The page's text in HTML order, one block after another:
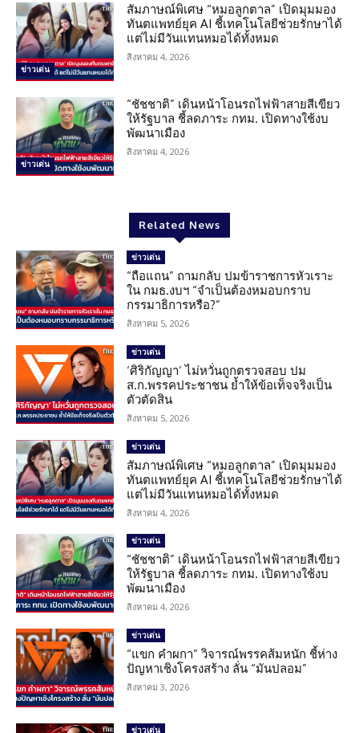
ข่าวเด่น
สัมภาษณ์พิเศษ “หมอลูกตาล” เปิดมุมมอง
ทันตแพทย์ยุค AI ชี้เทคโนโลยีช่วยรักษาได้
แต่ไม่มีวันแทนหมอได้ทั้งหมด
สิงหาคม 4, 2026
ข่าวเด่น
“ชัชชาติ” เดินหน้าโอนรถไฟฟ้าสายสีเขียว
ให้รัฐบาล ชี้ลดภาระ กทม. เปิดทางใช้งบ
พัฒนาเมือง
สิงหาคม 4, 2026
Related News
ข่าวเด่น
“ถือแถน” ถามกลับ ปมข้าราชการหัวเราะ
ใน กมธ.งบฯ “จำเป็นต้องหมอบกราบ
กรรมาธิการหรือ?”
สิงหาคม 5, 2026
ข่าวเด่น
‘ศิริกัญญา’ ไม่หวั่นถูกตรวจสอบ ปม
ส.ก.พรรคประชาชน ย้ำให้ข้อเท็จจริงเป็น
ตัวตัดสิน
สิงหาคม 5, 2026
ข่าวเด่น
สัมภาษณ์พิเศษ “หมอลูกตาล” เปิดมุมมอง
ทันตแพทย์ยุค AI ชี้เทคโนโลยีช่วยรักษาได้
แต่ไม่มีวันแทนหมอได้ทั้งหมด
สิงหาคม 4, 2026
ข่าวเด่น
“ชัชชาติ” เดินหน้าโอนรถไฟฟ้าสายสีเขียว
ให้รัฐบาล ชี้ลดภาระ กทม. เปิดทางใช้งบ
พัฒนาเมือง
สิงหาคม 4, 2026
ข่าวเด่น
“แขก คำผกา” วิจารณ์พรรคส้มหนัก ชี้ห่าง
ปัญหาเชิงโครงสร้าง ลั่น “มันปลอม”
สิงหาคม 3, 2026
ข่าวเด่น